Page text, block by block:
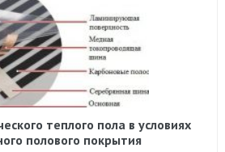
теплого пола в условиях
полового покрытия